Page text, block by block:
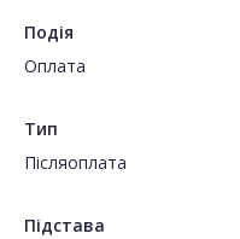
Подія
Оплата
Тип
Пiсляоплата
Підстава